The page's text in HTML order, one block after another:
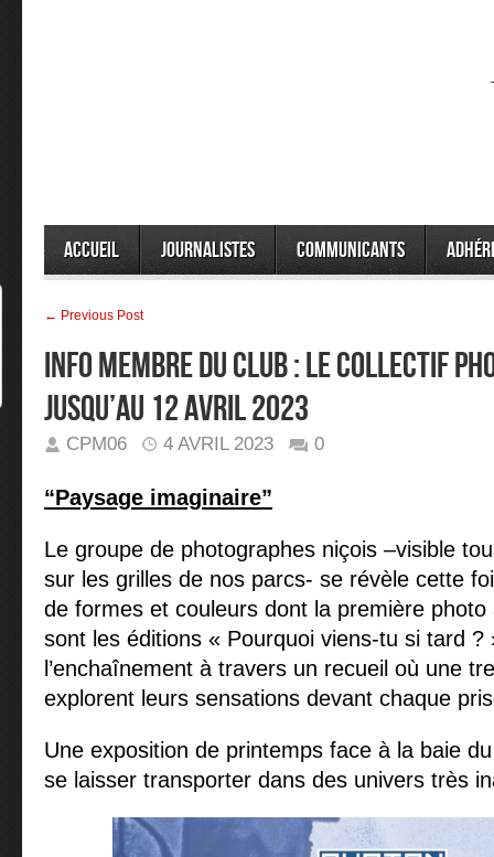
Accueil Journalistes Communicants
← Previous Post
INFO MEMBRE DU CLUB : Le collectif
jusqu’au 12 avril 2023
CPM06 4 AVRIL 2023 0
“Paysage imaginaire”
Le groupe de photographes niçois –visible
sur les grilles de nos parcs- se révèle cette
de formes et couleurs dont la première
sont les éditions « Pourquoi viens-tu si tard ?
l’enchaînement à travers un recueil où une
explorent leurs sensations devant chaque
Une exposition de printemps face à la baie
se laisser transporter dans des univers très